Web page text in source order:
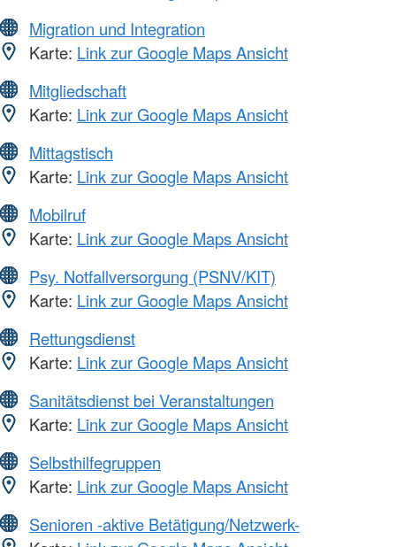
Migration und Integration
Karte: Link zur Google Maps Ansicht
Mitgliedschaft
Karte: Link zur Google Maps Ansicht
Mittagstisch
Karte: Link zur Google Maps Ansicht
Mobilruf
Karte: Link zur Google Maps Ansicht
Psy. Notfallversorgung (PSNV/KIT)
Karte: Link zur Google Maps Ansicht
Rettungsdienst
Karte: Link zur Google Maps Ansicht
Sanitätsdienst bei Veranstaltungen
Karte: Link zur Google Maps Ansicht
Selbsthilfegruppen
Karte: Link zur Google Maps Ansicht
Senioren -aktive Betätigung/Netzwerk-